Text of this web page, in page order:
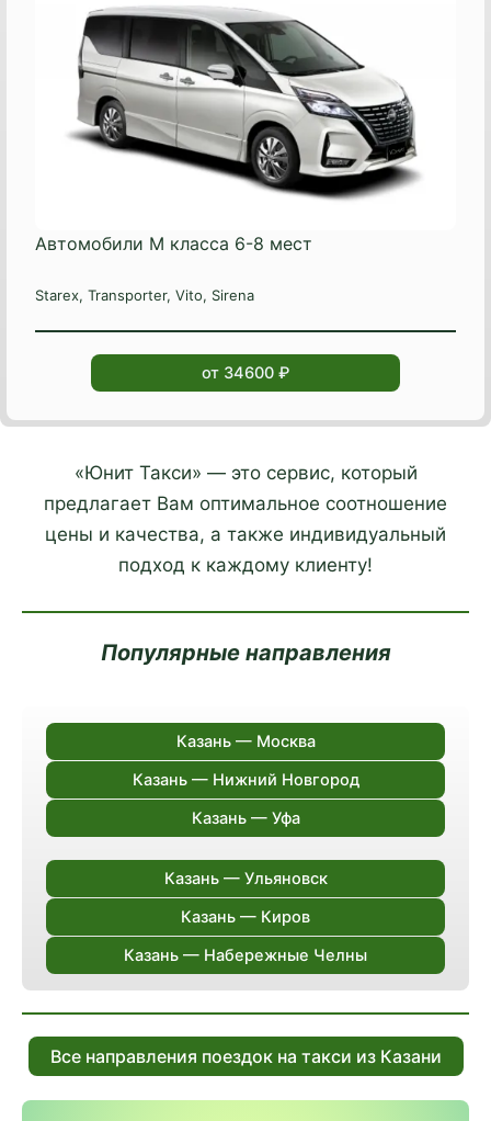
Автомобили М класса 6-8 мест
Starex, Transporter, Vito, Sirena
от 34600 ₽
«Юнит Такси» — это сервис, который
предлагает Вам оптимальное соотношение
цены и качества, а также индивидуальный
подход к каждому клиенту!
Популярные направления
Казань — Москва
Казань — Нижний Новгород
Казань — Уфа
Казань — Ульяновск
Казань — Киров
Казань — Набережные Челны
Все направления поездок на такси из Казани